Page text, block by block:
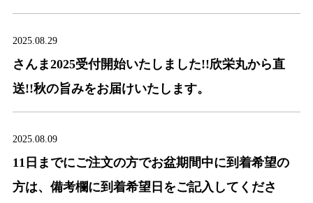
2025.08.29
さんま2025受付開始いたしました!!欣栄丸から直
送!!秋の旨みをお届けいたします。
2025.08.09
11日までにご注文の方でお盆期間中に到着希望の
方は、備考欄に到着希望日をご記入してくださ